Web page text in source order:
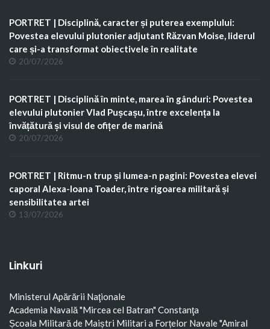
PORTRET | Disciplină, caracter și puterea exemplului:
Povestea elevului plutonier adjutant Răzvan Moise, liderul
care și-a transformat obiectivele în realitate
20/07/2026
PORTRET | Disciplină în minte, marea în gânduri: Povestea
elevului plutonier Vlad Pușcașu, între excelența la
învățătură și visul de ofițer de marină
20/07/2026
PORTRET | Ritmu-n trup și lumea-n pagini: Povestea elevei
caporal Alexa-Ioana Toader, între rigoarea militară și
sensibilitatea artei
13/07/2026
Linkuri
Ministerul Apărării Naţionale
Academia Navală "Mircea cel Batran" Constanţa
Școala Militară de Maiștri Militari a Forțelor Navale "Amiral